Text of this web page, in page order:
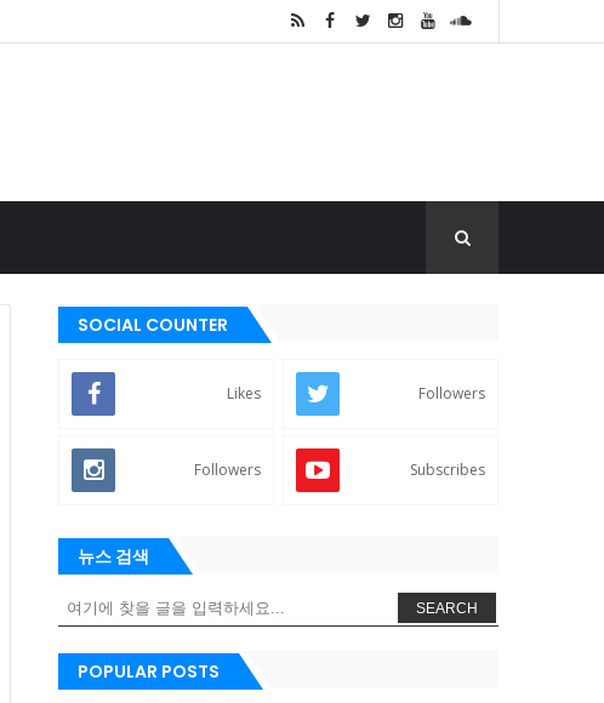
SOCIAL COUNTER
Likes Followers
Followers Subscribes
뉴스 검색
SEARCH
POPULAR POSTS